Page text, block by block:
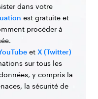
dans votre
est gratuite et
procéder à
et X (Twitter)
sur tous les
y compris la
la sécurité de